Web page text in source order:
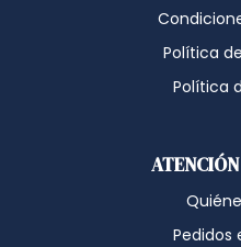
Dirección electrónica:
Si desea ampliar
de nuestra empresa, puede
https://
Política
Política
Pedidos